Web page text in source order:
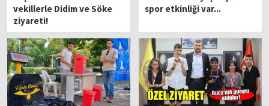
vekillerle Didim ve Söke
ziyareti!
spor etkinliği var...